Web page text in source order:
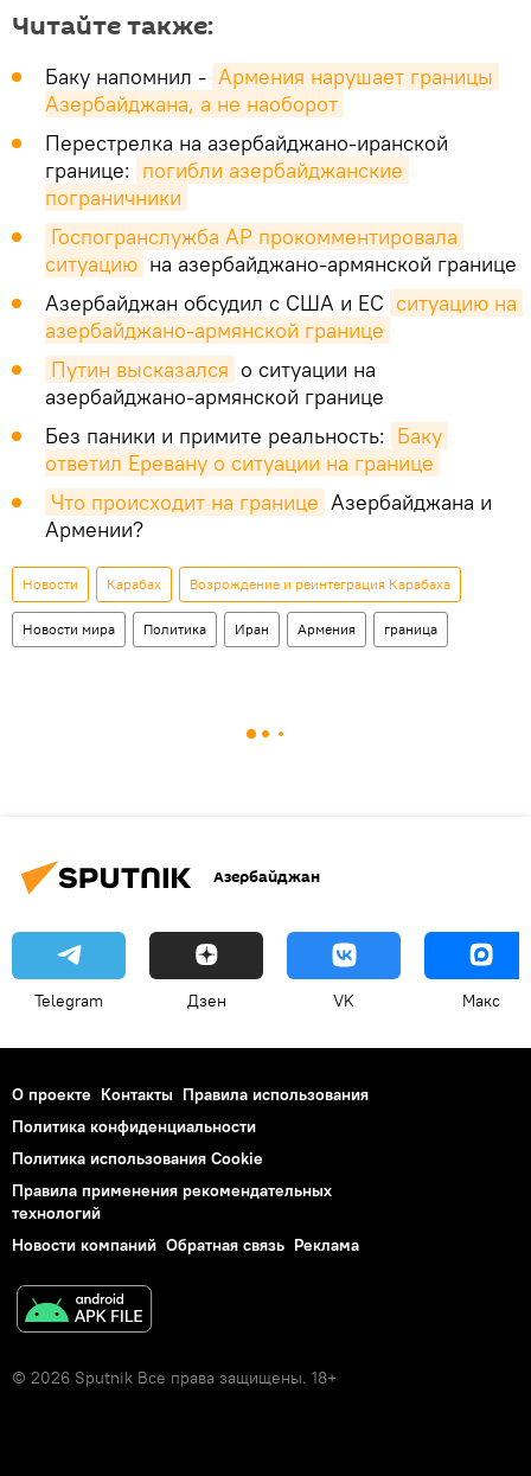
Читайте также:
Баку напомнил - Армения нарушает границы
Азербайджана, а не наоборот
Перестрелка на азербайджано-иранской
границе: погибли азербайджанские
пограничники
Госпогранслужба АР прокомментировала
ситуацию на азербайджано-армянской границе
Азербайджан обсудил с США и ЕС ситуацию на
азербайджано-армянской границе
Путин высказался о ситуации на
азербайджано-армянской границе
Без паники и примите реальность: Баку
ответил Еревану о ситуации на границе
Что происходит на границе Азербайджана и
Армении?
Новости Карабах Возрождение и реинтеграция Карабаха
Новости мира Политика Иран Армения граница
Азербайджан
Telegram Дзен VK Макс
О проекте Контакты Правила использования
Политика конфиденциальности
Политика использования Cookie
Правила применения рекомендательных
технологий
Новости компаний Обратная связь Реклама
© 2026 Sputnik Все права защищены. 18+